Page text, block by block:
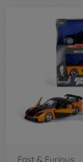
Fast & Furious